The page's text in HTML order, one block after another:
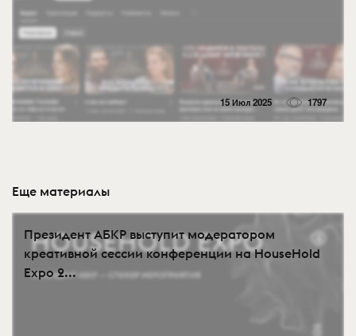
15 Июл 2025 1797
Еще материалы
Президент АБКР выступит модератором
креативной сессии конференции на HouseHold
Expo 2...